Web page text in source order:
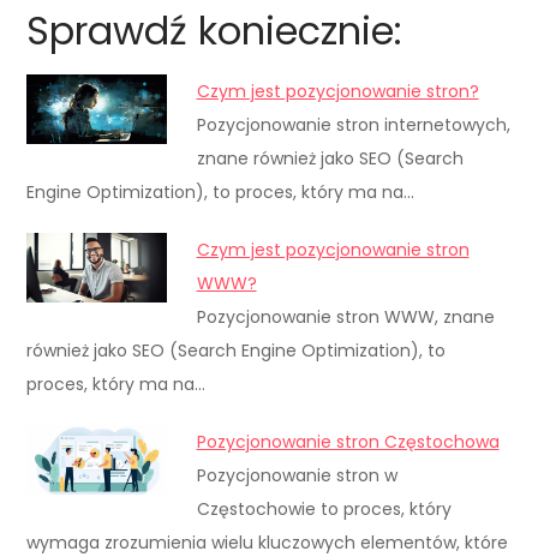
Sprawdź koniecznie:
Czym jest pozycjonowanie stron?
Pozycjonowanie stron internetowych,
znane również jako SEO (Search
Engine Optimization), to proces, który ma na…
Czym jest pozycjonowanie stron
WWW?
Pozycjonowanie stron WWW, znane
również jako SEO (Search Engine Optimization), to
proces, który ma na…
Pozycjonowanie stron Częstochowa
Pozycjonowanie stron w
Częstochowie to proces, który
wymaga zrozumienia wielu kluczowych elementów, które